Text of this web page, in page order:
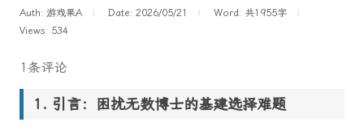
Auth: 游戏果A Date: 2026/05/21 Word: 共1955字
Views: 534
1条评论
引言：困扰无数博士的基建选择难题